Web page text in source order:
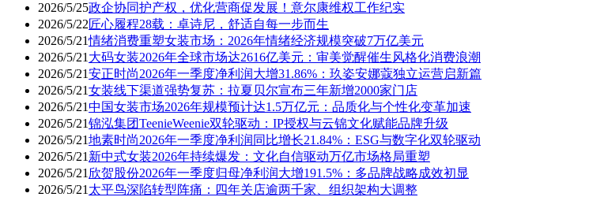
2026/5/25政企协同护产权，优化营商促发展！意尔康维权工作纪实
2026/5/22匠心履程28载：卓诗尼，舒适自每一步而生
2026/5/21情绪消费重塑女装市场：2026年情绪经济规模突破7万亿美元
2026/5/21 大码女装2026年全球市场达2616亿美元：审美觉醒催生风格化消费浪潮
2026/5/21安正时尚2026年一季度净利润大增31.86%：玖姿安娜蔻独立运营启新篇
2026/5/21女装线下渠道强势复苏：拉夏贝尔宣布三年新增2000家门店
2026/5/21中国女装市场2026年规模预计达1.5万亿元：品质化与个性化变革加速
2026/5/21锦泓集团TeenieWeenie双轮驱动：IP授权与云锦文化赋能品牌升级
2026/5/21地素时尚2026年一季度净利润同比增长21.84%：ESG与数字化双轮驱动
2026/5/21 新中式女装2026年持续爆发：文化自信驱动万亿市场格局重塑
2026/5/21 欣贺股份2026年一季度归母净利润大增191.5%：多品牌战略成效初显
2026/5/21 太平鸟深陷转型阵痛：四年关店逾两千家、组织架构大调整